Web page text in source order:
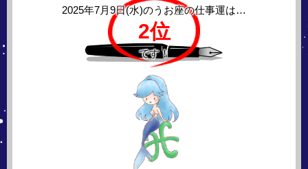
2025年7月9日(水)のうお座の仕事運は…
2位
です！